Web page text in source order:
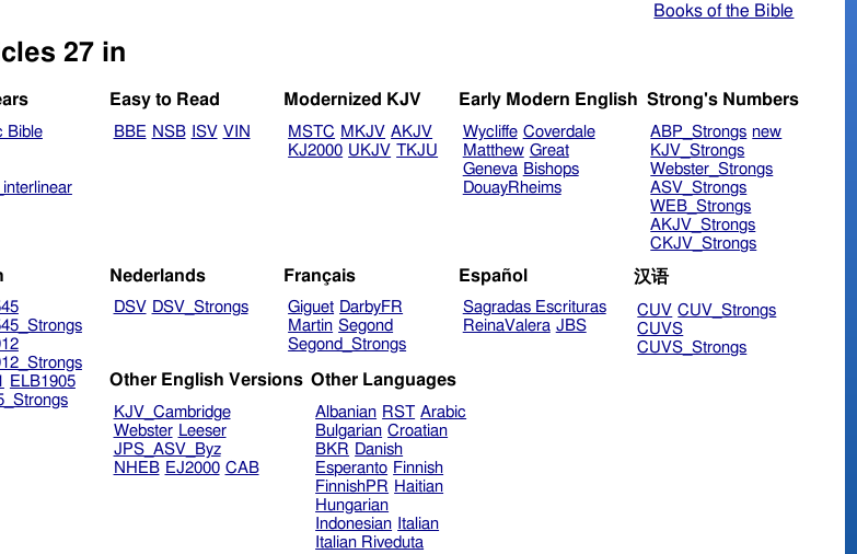
Books of the Bible
27 in
Bible
Easy to Read
BBE NSB ISV VIN
Modernized KJV
MSTC MKJV AKJV
KJ2000 UKJV TKJU
Early Modern English
Wycliffe Coverdale
Matthew Great
Geneva Bishops
DouayRheims
Strong's Numbers
ABP_Strongs new
KJV_Strongs
Webster_Strongs
ASV_Strongs
WEB_Strongs
AKJV_Strongs
CKJV_Strongs
ELB1905
Nederlands
DSV DSV_Strongs
Français
Giguet DarbyFR
Martin Segond
Segond_Strongs
Español
Sagradas Escrituras
ReinaValera JBS
汉语
CUV CUV_Strongs
CUVS
CUVS_Strongs
Other English Versions
KJV_Cambridge
Webster Leeser
JPS_ASV_Byz
NHEB EJ2000 CAB
Other Languages
Albanian RST Arabic
Bulgarian Croatian
BKR Danish
Esperanto Finnish
FinnishPR Haitian
Hungarian
Indonesian Italian
Italian Riveduta